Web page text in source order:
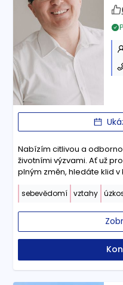
Nabízím citlivou a
životními výzvami. Ať už
plným změn, hledáte klid
sebevědomí vztahy